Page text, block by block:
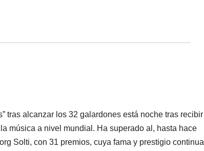
tras alcanzar los 32 galardones está noche tras recibir
música a nivel mundial. Ha superado al, hasta hace
Solti, con 31 premios, cuya fama y prestigio continua